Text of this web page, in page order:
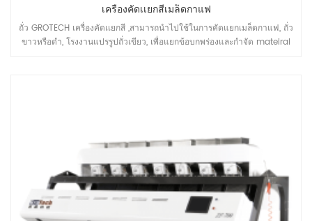
เครื่องคัดเเยกสีเมล็ดกาแฟ
ถั่ว GROTECH เครื่องคัดเเยกสี ,สามารถนำไปใช้ในการคัดแยกเมล็ดกาแฟ, ถั่ว
ขาวหรือดำ, โรงงานแปรรูปถั่วเขียว, เพื่อแยกข้อบกพร่องและกำจัด mateiral